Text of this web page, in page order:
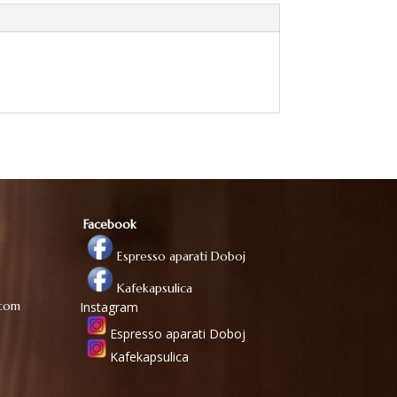
Facebook
Espresso aparati Doboj
Kafekapsulica
Instagram
Espresso aparati Doboj
Kafekapsulica